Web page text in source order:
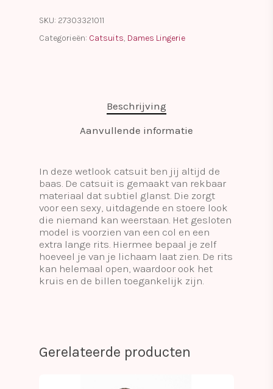
SKU: 27303321011
Categorieën: Catsuits, Dames Lingerie
Beschrijving
Aanvullende informatie
In deze wetlook catsuit ben jij altijd de
baas. De catsuit is gemaakt van rekbaar
materiaal dat subtiel glanst. Die zorgt
voor een sexy, uitdagende en stoere look
die niemand kan weerstaan. Het gesloten
model is voorzien van een col en een
extra lange rits. Hiermee bepaal je zelf
hoeveel je van je lichaam laat zien. De rits
kan helemaal open, waardoor ook het
kruis en de billen toegankelijk zijn.
Gerelateerde producten